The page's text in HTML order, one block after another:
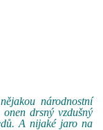
národnostní
drsný vzdušný
A nijaké jaro na